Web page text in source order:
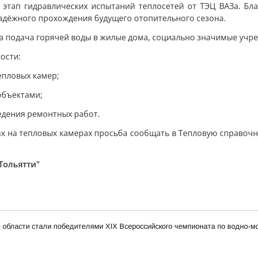
гидравлических испытаний теплосетей от ТЭЦ ВАЗа.
прохождения будущего отопительного сезона.
подача горячей воды в жилые дома, социально значимые
камер;
ремонтных работ.
тепловых камерах просьба сообщать в Тепловую
стали победителями XIX Всероссийского чемпионата по водно-